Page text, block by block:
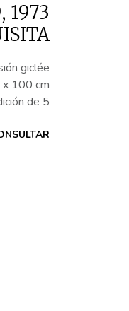
, 1973
giclée
100 cm
de 5